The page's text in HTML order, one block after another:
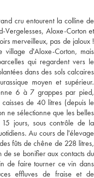
cru entourent la colline de
Vergelesses, Aloxe-Corton et
merveilleux, pas de jaloux !
village d'Aloxe-Corton, mais
qui regardent vers le
dans des sols calcaires
moyen et supérieur.
6 à 7 grappes par pied,
de 40 litres (depuis le
ne sélectionne que les belles
jours, sous contrôle de la
Au cours de l'élevage
fûts de chêne de 228 litres,
se bonifier aux contacts du
de faire tourner ce vin dans
effluves de fraise et de